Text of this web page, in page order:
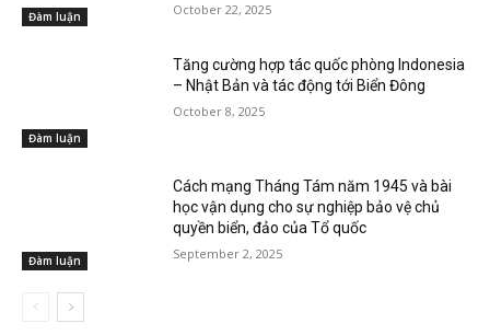
Đàm luận October 22, 2025
Đàm luận
Tăng cường hợp tác quốc phòng Indonesia
– Nhật Bản và tác động tới Biển Đông
October 8, 2025
Đàm luận
Cách mạng Tháng Tám năm 1945 và bài
học vận dụng cho sự nghiệp bảo vệ chủ
quyền biển, đảo của Tổ quốc
September 2, 2025